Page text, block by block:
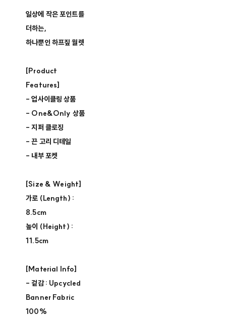
일상에 작은 포인트를
더하는,
하나뿐인 하프짚 월렛
[Product
Features]
- 업사이클링 상품 ​
- One&Only 상품 ​
- 지퍼 클로징​
- 끈 고리 디테일
- 내부 포켓
[Size & Weight]
가로 (Length) :
8.5cm
높이 (Height) :
11.5cm
[Material Info]
- 겉감 : Upcycled
Banner Fabric
100%